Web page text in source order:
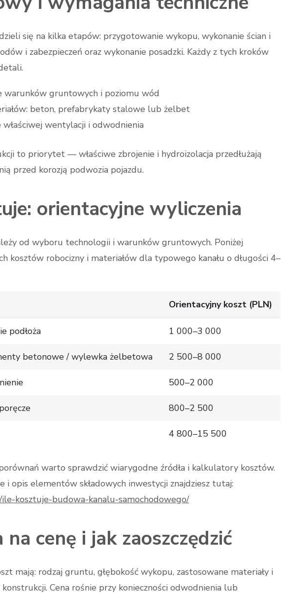
się na kilka etapów: przygotowanie wykopu, wykonanie ścian i
i zabezpieczeń oraz wykonanie posadzki. Każdy z tych kroków
warunków gruntowych i poziomu wód
beton, prefabrykaty stalowe lub żelbet
właściwej wentylacji i odwodnienia
to priorytet — właściwe zbrojenie i hydroizolacja przedłużają
przed korozją podwozia pojazdu.
orientacyjne wyliczenia
od wyboru technologii i warunków gruntowych. Poniżej
kosztów robocizny i materiałów dla typowego kanału o długości 4–
Orientacyjny koszt (PLN)
podłoża 1 000–3 000
betonowe / wylewka żelbetowa 2 500–8 000
500–2 000
800–2 500
4 800–15 500
warto sprawdzić wiarygodne źródła i kalkulatory kosztów.
i opis elementów składowych inwestycji znajdziesz tutaj:
kosztuje-budowa-kanalu-samochodowego/
na cenę i jak zaoszczędzić
mają: rodzaj gruntu, głębokość wykopu, zastosowane materiały i
Cena rośnie przy konieczności odwodnienia lub